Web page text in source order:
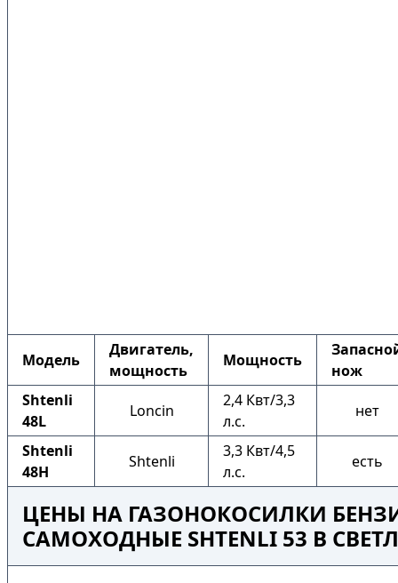
Модель
Двигатель,
мощность
Мощность
нож
Shtenli
48L
Loncin
2,4 Квт/3,3
л.с.
нет
Shtenli
48H
Shtenli
3,3 Квт/4,5
л.с.
есть
ЦЕНЫ НА ГАЗОНОКОСИЛКИ
САМОХОДНЫЕ SHTENLI 53 В